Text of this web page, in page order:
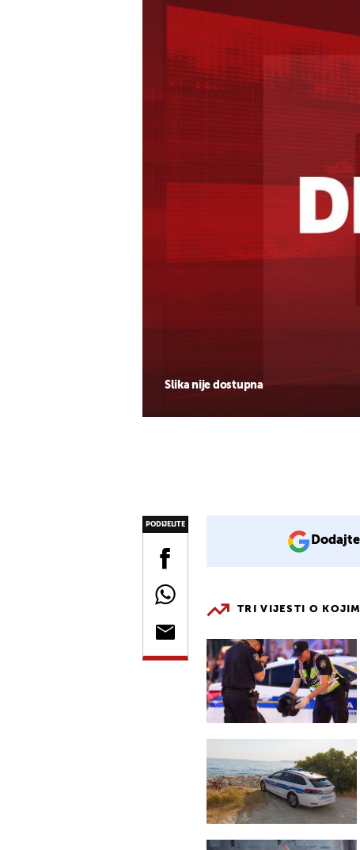
Slika nije dostupna
PODIJELITE
TRI VIJESTI O